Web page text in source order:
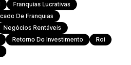
Franquias Lucrativas
De Franquias
Negócios Rentáveis
Retorno Do Investimento
Roi